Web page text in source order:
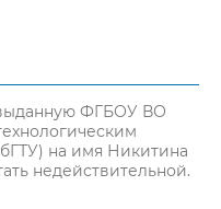
ФГБОУ ВО
на имя Никитина
недействительной.